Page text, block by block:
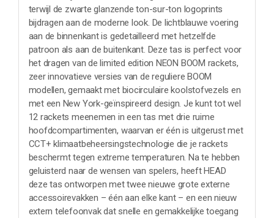
terwijl de zwarte glanzende ton-sur-ton logoprints
bijdragen aan de moderne look. De lichtblauwe voering
aan de binnenkant is gedetailleerd met hetzelfde
patroon als aan de buitenkant. Deze tas is perfect voor
het dragen van de limited edition NEON BOOM rackets,
zeer innovatieve versies van de reguliere BOOM
modellen, gemaakt met biocirculaire koolstofvezels en
met een New York-geïnspireerd design. Je kunt tot wel
12 rackets meenemen in een tas met drie ruime
hoofdcompartimenten, waarvan er één is uitgerust met
CCT+ klimaatbeheersingstechnologie die je rackets
beschermt tegen extreme temperaturen. Na te hebben
geluisterd naar de wensen van spelers, heeft HEAD
deze tas ontworpen met twee nieuwe grote externe
accessoirevakken – één aan elke kant – en een nieuw
extern telefoonvak dat snelle en gemakkelijke toegang